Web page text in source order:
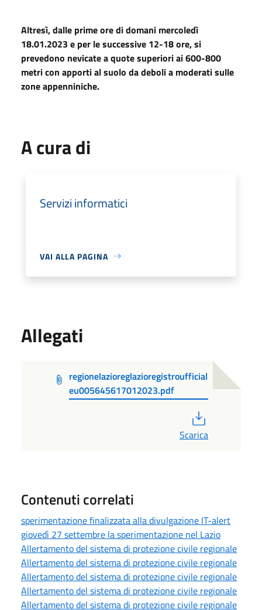
Altresì, dalle prime ore di domani mercoledì
18.01.2023 e per le successive 12-18 ore, si
prevedono nevicate a quote superiori ai 600-800
metri con apporti al suolo da deboli a moderati sulle
zone appenniniche.
A cura di
Servizi informatici
VAI ALLA PAGINA
Allegati
regionelazioreglazioregistroufficial
eu005645617012023.pdf
Scarica
Contenuti correlati
sperimentazione finalizzata alla divulgazione IT-alert
giovedì 27 settembre la sperimentazione nel Lazio
Allertamento del sistema di protezione civile regionale
Allertamento del sistema di protezione civile regionale
Allertamento del sistema di protezione civile regionale
Allertamento del sistema di protezione civile regionale
Allertamento del sistema di protezione civile regionale